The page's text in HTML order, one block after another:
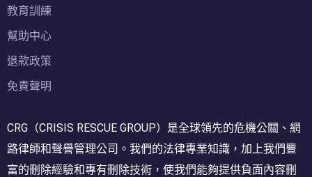
教育訓練
幫助中心
退款政策
免責聲明
CRG（CRISIS RESCUE GROUP）是全球領先的危機公關、網
路律師和聲譽管理公司。我們的法律專業知識，加上我們豐
富的刪除經驗和專有刪除技術，使我們能夠提供負面內容刪